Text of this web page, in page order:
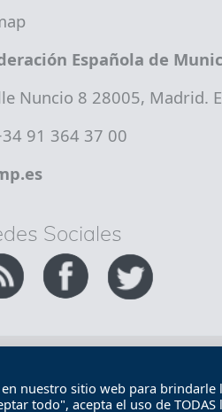
Española de
Nuncio 8 28005, Madrid.
91 364 37 00
Sociales
nuestro sitio web para
todo", acepta el uso de